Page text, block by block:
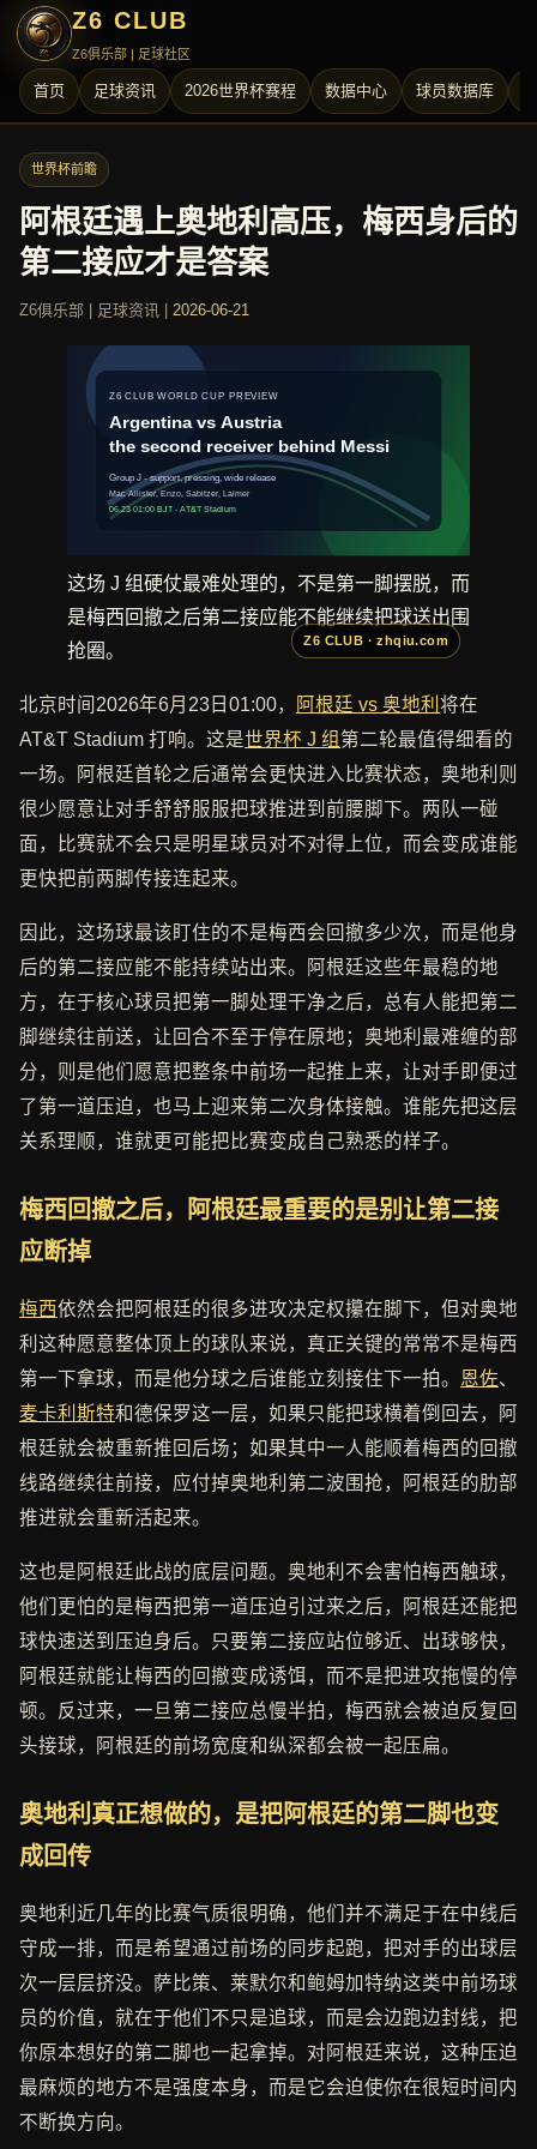
Z6 CLUB
Z6俱乐部 | 足球社区
首页 足球资讯 2026世界杯赛程 数据中心 球员数据库
世界杯前瞻
阿根廷遇上奥地利高压，梅西身后的
第二接应才是答案
Z6俱乐部 | 足球资讯 | 2026-06-21
这场 J 组硬仗最难处理的，不是第一脚摆脱，而
是梅西回撤之后第二接应能不能继续把球送出围
抢圈。
北京时间2026年6月23日01:00， 阿根廷 vs 奥地利 将在
AT&T Stadium 打响。这是世界杯 J 组 第二轮最值得细看的
一场。阿根廷首轮之后通常会更快进入比赛状态，奥地利则
很少愿意让对手舒舒服服把球推进到前腰脚下。两队一碰
面，比赛就不会只是明星球员对不对得上位，而会变成谁能
更快把前两脚传接连起来。
因此，这场球最该盯住的不是梅西会回撤多少次，而是他身
后的第二接应能不能持续站出来。阿根廷这些年最稳的地
方，在于核心球员把第一脚处理干净之后，总有人能把第二
脚继续往前送，让回合不至于停在原地；奥地利最难缠的部
分，则是他们愿意把整条中前场一起推上来，让对手即便过
了第一道压迫，也马上迎来第二次身体接触。谁能先把这层
关系理顺，谁就更可能把比赛变成自己熟悉的样子。
梅西回撤之后，阿根廷最重要的是别让第二接
应断掉
梅西依然会把阿根廷的很多进攻决定权攥在脚下，但对奥地
利这种愿意整体顶上的球队来说，真正关键的常常不是梅西
第一下拿球，而是他分球之后谁能立刻接住下一拍。 恩佐、
麦卡利斯特和德保罗这一层，如果只能把球横着倒回去，阿
根廷就会被重新推回后场；如果其中一人能顺着梅西的回撤
线路继续往前接，应付掉奥地利第二波围抢，阿根廷的肋部
推进就会重新活起来。
这也是阿根廷此战的底层问题。奥地利不会害怕梅西触球，
他们更怕的是梅西把第一道压迫引过来之后，阿根廷还能把
球快速送到压迫身后。只要第二接应站位够近、出球够快，
阿根廷就能让梅西的回撤变成诱饵，而不是把进攻拖慢的停
顿。反过来，一旦第二接应总慢半拍，梅西就会被迫反复回
头接球，阿根廷的前场宽度和纵深都会被一起压扁。
奥地利真正想做的，是把阿根廷的第二脚也变
成回传
奥地利近几年的比赛气质很明确，他们并不满足于在中线后
守成一排，而是希望通过前场的同步起跑，把对手的出球层
次一层层挤没。萨比策、莱默尔和鲍姆加特纳这类中前场球
员的价值，就在于他们不只是追球，而是会边跑边封线，把
你原本想好的第二脚也一起拿掉。对阿根廷来说，这种压迫
最麻烦的地方不是强度本身，而是它会迫使你在很短时间内
不断换方向。